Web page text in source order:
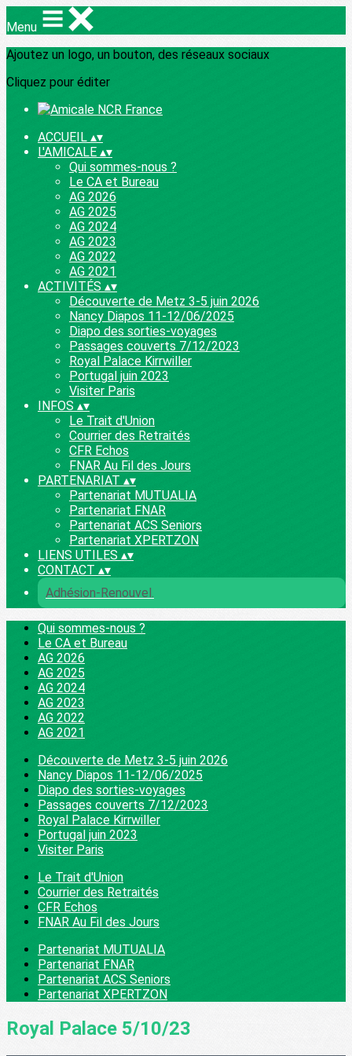
Menu
Ajoutez un logo, un bouton, des réseaux sociaux
Cliquez pour éditer
ACCUEIL ▴▾
L'AMICALE ▴▾
Qui sommes-nous ?
Le CA et Bureau
AG 2026
AG 2025
AG 2024
AG 2023
AG 2022
AG 2021
ACTIVITÉS ▴▾
Découverte de Metz 3-5 juin 2026
Nancy Diapos 11-12/06/2025
Diapo des sorties-voyages
Passages couverts 7/12/2023
Royal Palace Kirrwiller
Portugal juin 2023
Visiter Paris
INFOS ▴▾
Le Trait d'Union
Courrier des Retraités
CFR Echos
FNAR Au Fil des Jours
PARTENARIAT ▴▾
Partenariat MUTUALIA
Partenariat FNAR
Partenariat ACS Seniors
Partenariat XPERTZON
LIENS UTILES ▴▾
CONTACT ▴▾
Adhésion-Renouvel.
Qui sommes-nous ?
Le CA et Bureau
AG 2026
AG 2025
AG 2024
AG 2023
AG 2022
AG 2021
Découverte de Metz 3-5 juin 2026
Nancy Diapos 11-12/06/2025
Diapo des sorties-voyages
Passages couverts 7/12/2023
Royal Palace Kirrwiller
Portugal juin 2023
Visiter Paris
Le Trait d'Union
Courrier des Retraités
CFR Echos
FNAR Au Fil des Jours
Partenariat MUTUALIA
Partenariat FNAR
Partenariat ACS Seniors
Partenariat XPERTZON
Royal Palace 5/10/23